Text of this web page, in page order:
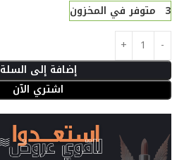
3 متوفر في المخزون
إضافة إلى السلة
اشتري الآن